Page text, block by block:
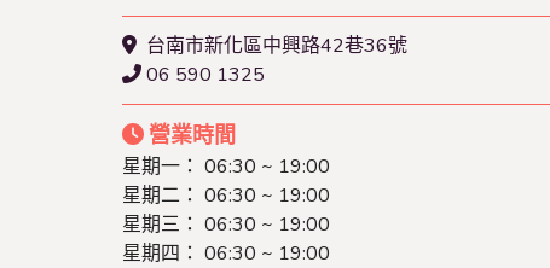
台南市新化區中興路42巷36號
06 590 1325
營業時間
星期一： 06:30 ~ 19:00
星期二： 06:30 ~ 19:00
星期三： 06:30 ~ 19:00
星期四： 06:30 ~ 19:00